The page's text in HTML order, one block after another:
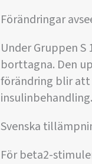
Förändringar
Under Gruppen
borttagna. Den
förändring blir att
insulinbehandling.
Svenska
För beta2-